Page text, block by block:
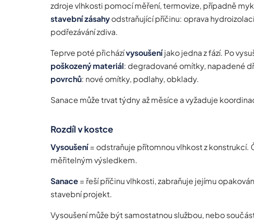
zdroje vlhkosti pomocí měření, termovize, případně
stavební zásahyodstraňující příčinu: oprava
podřezávání zdiva.
Teprve poté přicházívysoušeníjako jedna z fází. Po
poškozený materiál: degradované omítky, napadené
povrchů: nové omítky, podlahy, obklady.
Sanace může trvat týdny až měsíce a vyžaduje
Rozdíl v kostce
Vysoušení= odstraňuje přítomnou vlhkost z konstrukcí.
měřitelným výsledkem.
Sanace= řeší příčinu vlhkosti, zabraňuje jejímu
stavební projekt.
Vysoušení může být samostatnou službou, nebo